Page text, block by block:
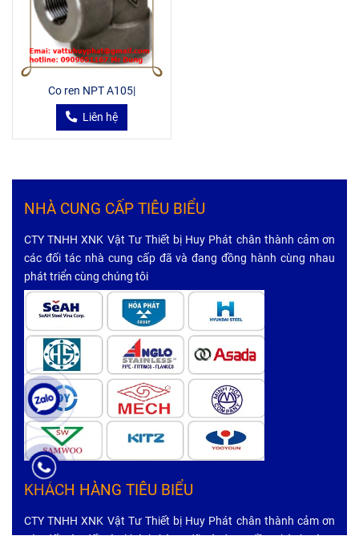
Co ren NPT A105|
Liên hệ
NHÀ CUNG CẤP TIÊU BIỂU
CTY TNHH XNK Vật Tư Thiết bị Huy Phát chân thành cảm ơn
các đối tác nhà cung cấp đã và đang đồng hành cùng nhau
phát triển cùng chúng tôi
KHÁCH HÀNG TIÊU BIỂU
CTY TNHH XNK Vật Tư Thiết bị Huy Phát chân thành cảm ơn
các đối tác đối tác khách hàng đã và đang đồng hành cùng